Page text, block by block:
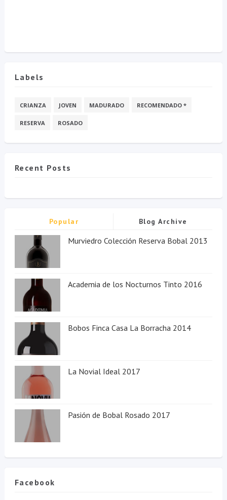
Labels
CRIANZA JOVEN MADURADO RECOMENDADO *
RESERVA ROSADO
Recent Posts
Popular Blog Archive
Murviedro Colección Reserva Bobal 2013
Academia de los Nocturnos Tinto 2016
Bobos Finca Casa La Borracha 2014
La Novial Ideal 2017
Pasión de Bobal Rosado 2017
Facebook